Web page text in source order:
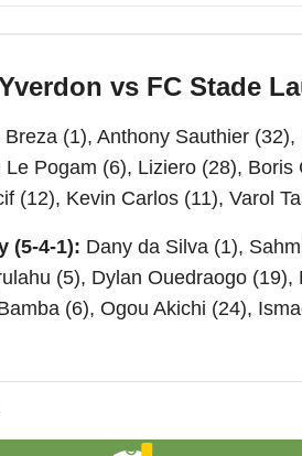
vs FC Stade
Breza (1), Anthony Sauthier
Pogam (6), Liziero (28),
(12), Kevin Carlos (11), Varol
(5-4-1): Dany da Silva (1),
(5), Dylan Ouedraogo (19),
(6), Ogou Akichi (24),